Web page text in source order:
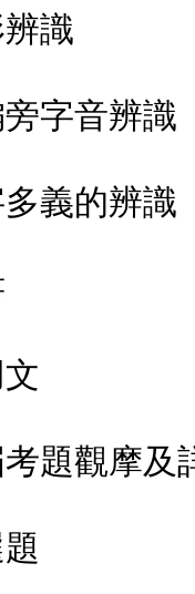
識
旁字音辨識
義的辨識
題觀摩及